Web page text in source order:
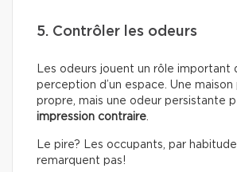
5. Contrôler les odeurs
Les odeurs jouent un rôle important
perception d’un espace. Une
propre, mais une odeur persistante
impression contraire.
Le pire? Les occupants, par
remarquent pas!